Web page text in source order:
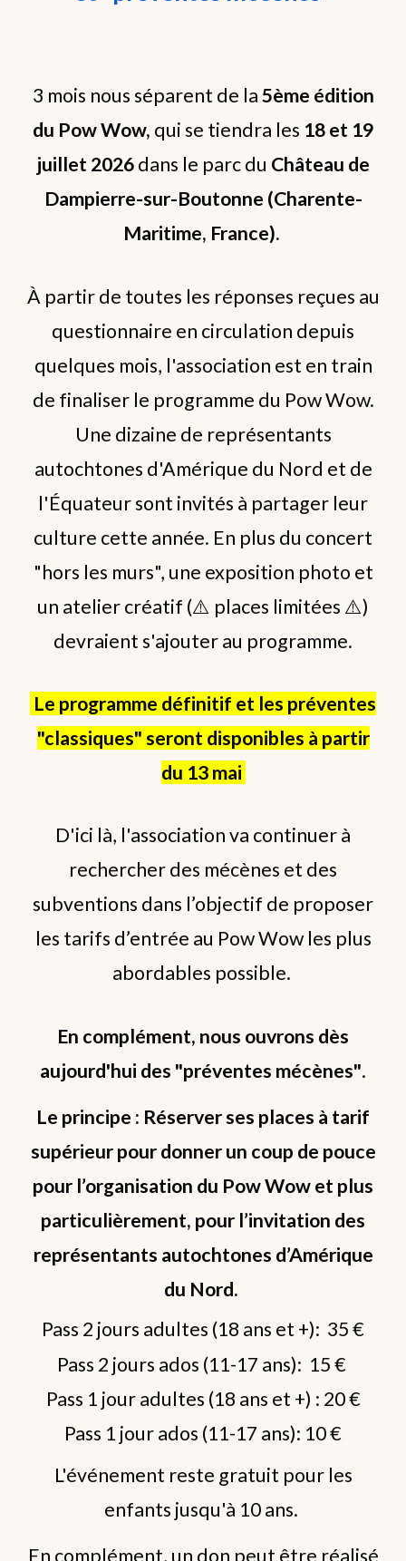
3 mois nous séparent de la5ème édition
du Pow Wow, quise tiendra les 18 et 19
juillet 2026dans le parc du Château de
Dampierre-sur-Boutonne (Charente-
Maritime, France).
À partir de toutes les réponses reçues au
questionnaire en circulation depuis
quelques mois, l'association est en train
de finaliser le programme du Pow Wow.
Une dizaine de représentants
autochtones d'Amérique du Nord et de
l'Équateur sont invités à partager leur
culture cette année. En plus du concert
"hors les murs", une exposition photo et
un atelier créatif (⚠️ places limitées ⚠️)
devraient s'ajouter au programme.
Le programme définitif et les préventes
"classiques" seront disponibles à partir
du 13 mai
D'ici là, l'association va continuer à
rechercher des mécènes et des
subventions dans l’objectif de proposer
les tarifs d’entrée au Pow Wow les plus
abordables possible.
En complément, nous ouvrons dès
aujourd'hui des "préventes mécènes".
Le principe : Réserver ses places à tarif
supérieur pour donner un coup de pouce
pour l’organisation du Pow Wow et plus
particulièrement, pour l’invitation des
représentants autochtones d’Amérique
du Nord.
Pass 2 jours adultes (18 ans et +): 35 €
Pass 2 jours ados (11-17 ans): 15 €
Pass 1 jour adultes (18 ans et +) : 20 €
Pass 1 jour ados (11-17 ans): 10 €
L'événement reste gratuit pour les
enfants jusqu'à 10 ans.
En complément, un don peut être réalisé